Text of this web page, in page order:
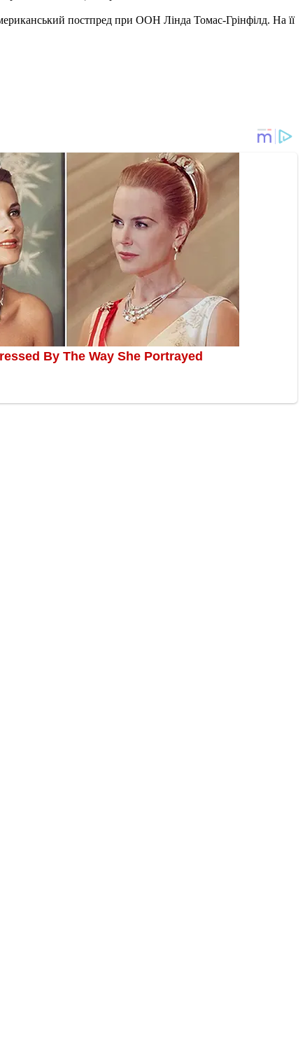
постпред при ООН Лінда Томас-Грінфілд. На її